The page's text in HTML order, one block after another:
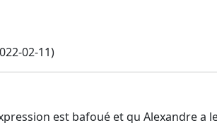
02-11)
est bafoué et qu Alexandre